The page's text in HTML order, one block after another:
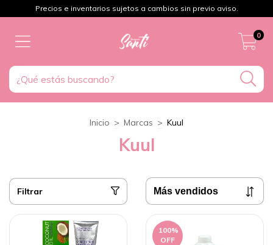
Precios e inventarios sujetos a cambios sin previo aviso.
0
Inicio > Marcas > Kuul
Kuul
Filtrar
100%
OFF